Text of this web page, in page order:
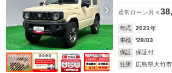
通常ローン 月々
年式 2021年
車検
'28/03
保証
保証付
住所
広島県大竹市